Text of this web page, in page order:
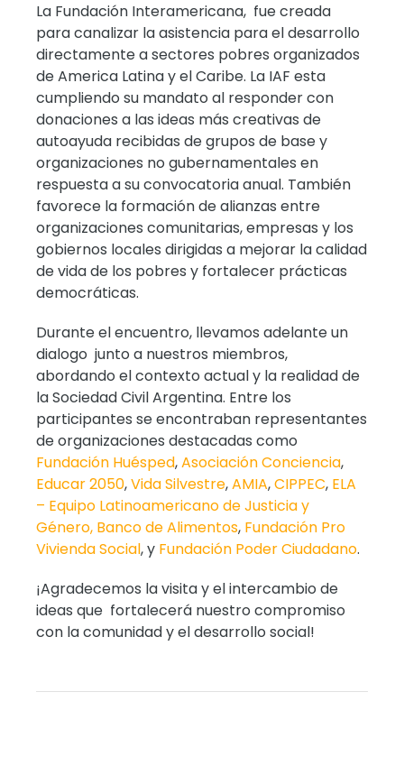
La Fundación Interamericana, fue creada
para canalizar la asistencia para el desarrollo
directamente a sectores pobres organizados
de America Latina y el Caribe. La IAF esta
cumpliendo su mandato al responder con
donaciones a las ideas más creativas de
autoayuda recibidas de grupos de base y
organizaciones no gubernamentales en
respuesta a su convocatoria anual. También
favorece la formación de alianzas entre
organizaciones comunitarias, empresas y los
gobiernos locales dirigidas a mejorar la calidad
de vida de los pobres y fortalecer prácticas
democráticas.
Durante el encuentro, llevamos adelante un
dialogo junto a nuestros miembros,
abordando el contexto actual y la realidad de
la Sociedad Civil Argentina. Entre los
participantes se encontraban representantes
de organizaciones destacadas como
Fundación Huésped,Asociación Conciencia,
Educar 2050,Vida Silvestre,AMIA,CIPPEC, ELA
– Equipo Latinoamericano de Justicia y
Género, Banco de Alimentos, Fundación Pro
Vivienda Social, y Fundación Poder Ciudadano.
¡Agradecemos la visita y el intercambio de
ideas que fortalecerá nuestro compromiso
con la comunidad y el desarrollo social!